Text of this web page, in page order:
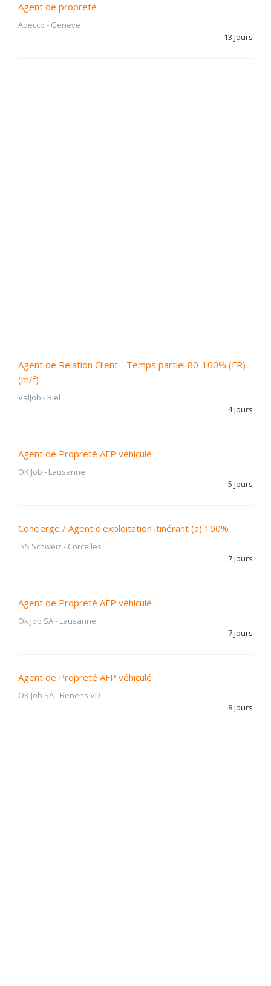
Agent de propreté
Adecco - Geneve
13 jours
Agent de Relation Client - Temps partiel 80-100% (FR)
(m/f)
ValJob - Biel
4 jours
Agent de Propreté AFP véhiculé
OK Job - Lausanne
5 jours
Concierge / Agent d'exploitation itinérant (a) 100%
ISS Schweiz - Corcelles
7 jours
Agent de Propreté AFP véhiculé
Ok Job SA- Lausanne
7 jours
Agent de Propreté AFP véhiculé
OK Job SA- Renens VD
8 jours